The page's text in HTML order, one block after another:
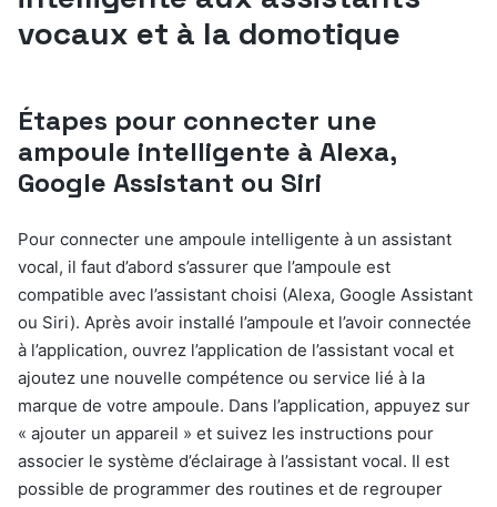
vocaux et à la domotique
Étapes pour connecter une
ampoule intelligente à Alexa,
Google Assistant ou Siri
Pour connecter une ampoule intelligente à un assistant
vocal, il faut d’abord s’assurer que l’ampoule est
compatible avec l’assistant choisi (Alexa, Google Assistant
ou Siri). Après avoir installé l’ampoule et l’avoir connectée
à l’application, ouvrez l’application de l’assistant vocal et
ajoutez une nouvelle compétence ou service lié à la
marque de votre ampoule. Dans l’application, appuyez sur
« ajouter un appareil » et suivez les instructions pour
associer le système d’éclairage à l’assistant vocal. Il est
possible de programmer des routines et de regrouper